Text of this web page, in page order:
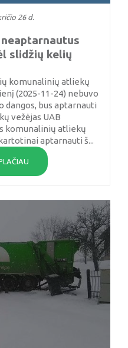
26 d.
slidžių kelių
komunalinių atliekų
(2025-11-24) nebuvo
dangos, bus aptarnauti
vežėjas UAB
komunalinių atliekų
aptarnauti š...